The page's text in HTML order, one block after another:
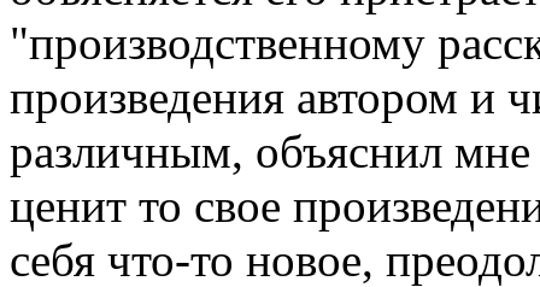
"производственному
произведения автором и
различным, объяснил
ценит то свое
себя что-то новое,